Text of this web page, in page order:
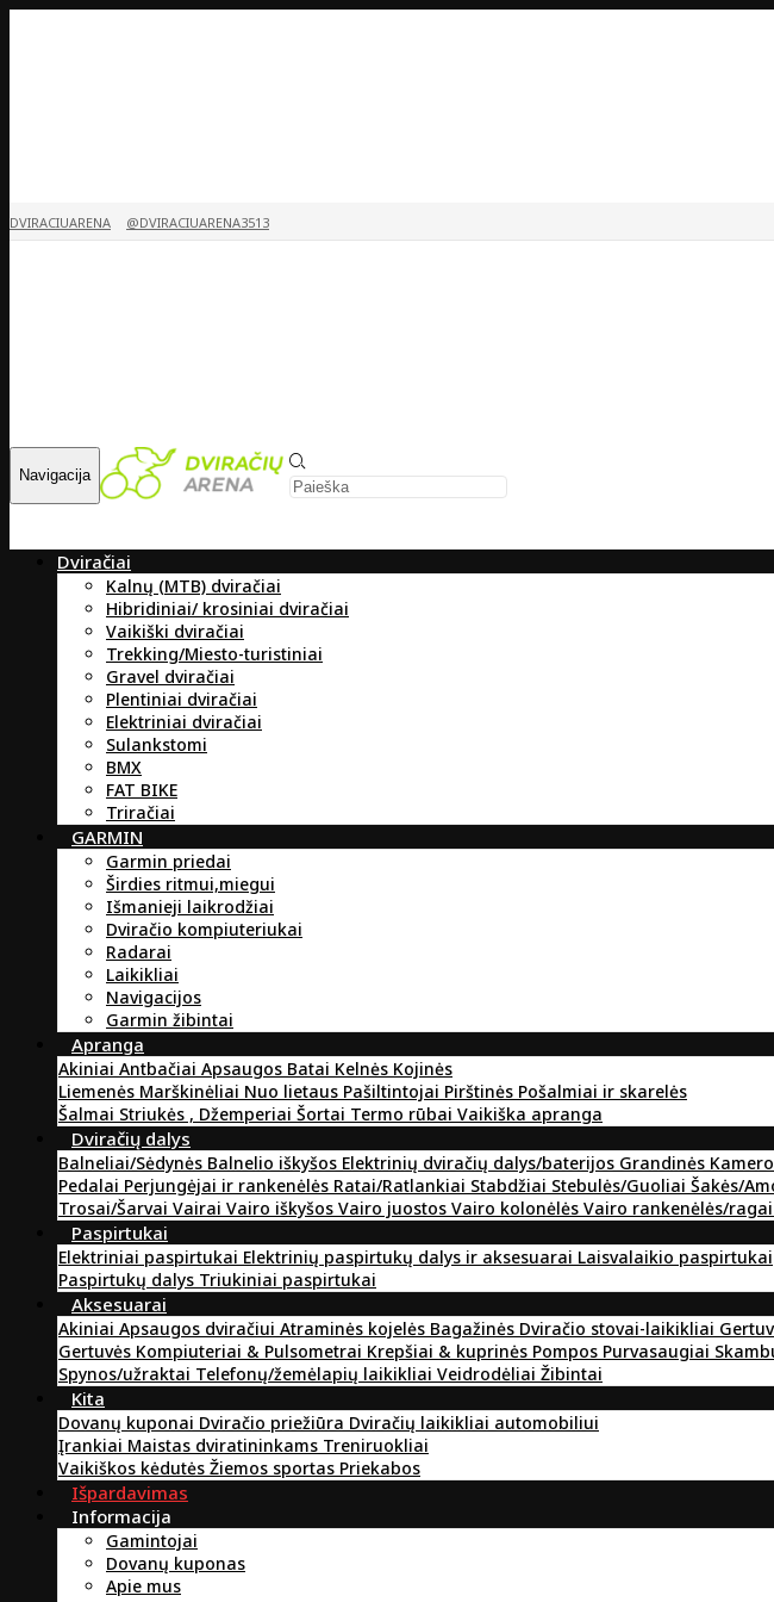
DVIRACIUARENA @DVIRACIUARENA3513
Navigacija
Dviračiai
Kalnų (MTB) dviračiai
Hibridiniai/ krosiniai dviračiai
Vaikiški dviračiai
Trekking/Miesto-turistiniai
Gravel dviračiai
Plentiniai dviračiai
Elektriniai dviračiai
Sulankstomi
BMX
FAT BIKE
Triračiai
GARMIN
Garmin priedai
Širdies ritmui,miegui
Išmanieji laikrodžiai
Dviračio kompiuteriukai
Radarai
Laikikliai
Navigacijos
Garmin žibintai
Apranga
Akiniai Antbačiai Apsaugos Batai Kelnės Kojinės
Liemenės Marškinėliai Nuo lietaus Pašiltintojai Pirštinės Pošalmiai ir skarelės
Šalmai Striukės , Džemperiai Šortai Termo rūbai Vaikiška apranga
Dviračių dalys
Balneliai/Sėdynės Balnelio iškyšos Elektrinių dviračių dalys/baterijos Grandinės
Pedalai Perjungėjai ir rankenėlės Ratai/Ratlankiai Stabdžiai Stebulės/Guoliai Šakės/
Trosai/Šarvai Vairai Vairo iškyšos Vairo juostos Vairo kolonėlės Vairo rankenėlės/ragai
Paspirtukai
Elektriniai paspirtukai Elektrinių paspirtukų dalys ir aksesuarai Laisvalaikio paspirtukai
Paspirtukų dalys Triukiniai paspirtukai
Aksesuarai
Akiniai Apsaugos dviračiui Atraminės kojelės Bagažinės Dviračio stovai-laikikliai
Gertuvės Kompiuteriai & Pulsometrai Krepšiai & kuprinės Pompos Purvasaugiai
Spynos/užraktai Telefonų/žemėlapių laikikliai Veidrodėliai Žibintai
Kita
Dovanų kuponai Dviračio priežiūra Dviračių laikikliai automobiliui
Įrankiai Maistas dviratininkams Treniruokliai
Vaikiškos kėdutės Žiemos sportas Priekabos
Išpardavimas
Informacija
Gamintojai
Dovanų kuponas
Apie mus